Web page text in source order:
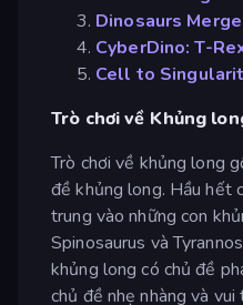
Dinosaurs
CyberDino: T-
Cell to
Trò chơi về Khủng
Trò chơi về khủng long
đề khủng long. Hầu hết
trung vào những con
Spinosaurus và
khủng long có chủ đề
chủ đề nhẹ nhàng và